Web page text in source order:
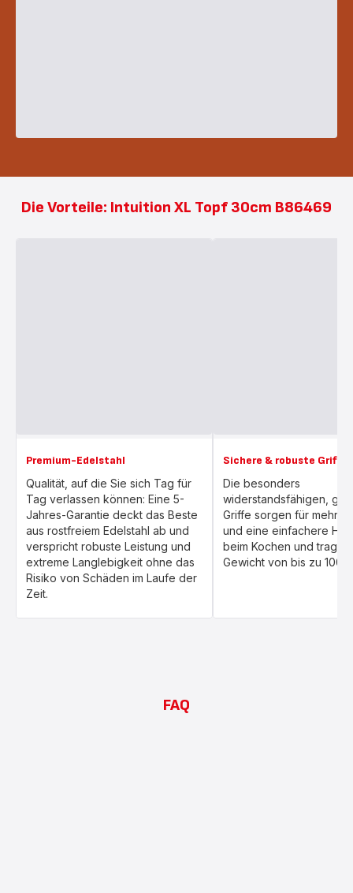
Die Vorteile: Intuition XL Topf 30cm B86469
Premium-Edelstahl
Qualität, auf die Sie sich Tag für
Tag verlassen können: Eine 5-
Jahres-Garantie deckt das Beste
aus rostfreiem Edelstahl ab und
verspricht robuste Leistung und
extreme Langlebigkeit ohne das
Risiko von Schäden im Laufe der
Zeit.
Sichere & robuste Griffe
Die besonders
widerstandsfähigen,
Griffe sorgen für mehr
und eine einfachere
beim Kochen und
Gewicht von bis zu 100
FAQ